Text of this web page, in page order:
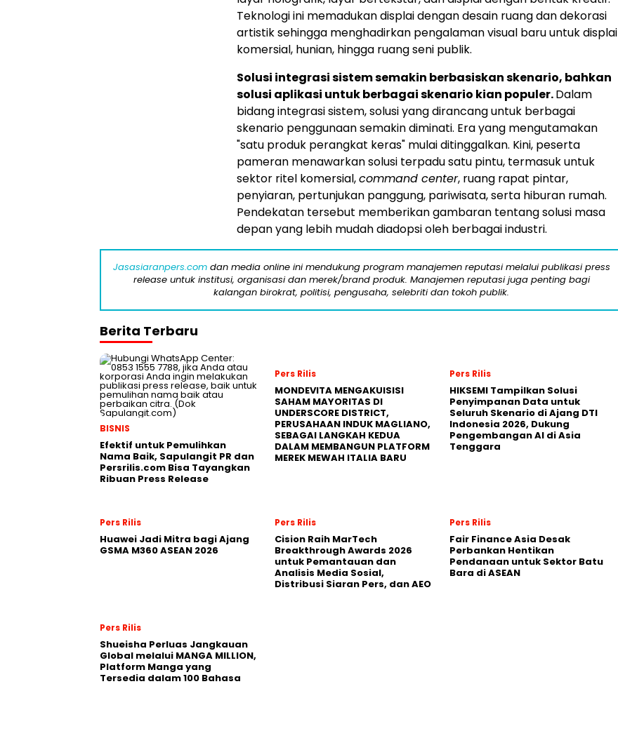
Teknologi ini memadukan displai dengan desain ruang dan dekorasi
artistik sehingga menghadirkan pengalaman visual baru untuk displai
komersial, hunian, hingga ruang seni publik.
Solusi integrasi sistem semakin berbasiskan skenario, bahkan
solusi aplikasi untuk berbagai skenario kian populer.Dalam
bidang integrasi sistem, solusi yang dirancang untuk berbagai
skenario penggunaan semakin diminati. Era yang mengutamakan
"satu produk perangkat keras" mulai ditinggalkan. Kini, peserta
pameran menawarkan solusi terpadu satu pintu, termasuk untuk
sektor ritel komersial,command center, ruang rapat pintar,
penyiaran, pertunjukan panggung, pariwisata, serta hiburan rumah.
Pendekatan tersebut memberikan gambaran tentang solusi masa
depan yang lebih mudah diadopsi oleh berbagai industri.
Jasasiaranpers.comdan media online ini mendukung program manajemen reputasi melalui publikasi press
release untuk institusi, organisasi dan merek/brand produk. Manajemen reputasi juga penting bagi
kalangan birokrat, politisi, pengusaha, selebriti dan tokoh publik.
Berita Terbaru
BISNIS
Efektif untuk Pemulihkan
Nama Baik, Sapulangit PR dan
Persrilis.com Bisa Tayangkan
Ribuan Press Release
Pers Rilis
MONDEVITA MENGAKUISISI
SAHAM MAYORITAS DI
UNDERSCORE DISTRICT,
PERUSAHAAN INDUK MAGLIANO,
SEBAGAI LANGKAH KEDUA
DALAM MEMBANGUN PLATFORM
MEREK MEWAH ITALIA BARU
Pers Rilis
HIKSEMI Tampilkan Solusi
Penyimpanan Data untuk
Seluruh Skenario di Ajang DTI
Indonesia 2026, Dukung
Pengembangan AI di Asia
Tenggara
Pers Rilis
Huawei Jadi Mitra bagi Ajang
GSMA M360 ASEAN 2026
Pers Rilis
Cision Raih MarTech
Breakthrough Awards 2026
untuk Pemantauan dan
Analisis Media Sosial,
Distribusi Siaran Pers, dan AEO
Pers Rilis
Fair Finance Asia Desak
Perbankan Hentikan
Pendanaan untuk Sektor Batu
Bara di ASEAN
Pers Rilis
Shueisha Perluas Jangkauan
Global melalui MANGA MILLION,
Platform Manga yang
Tersedia dalam 100 Bahasa